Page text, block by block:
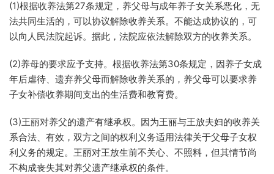
(1)根据收养法第27条规定，养父母与成年养子女关系恶化，无
法共同生活的，可以协议解除收养关系。不能达成协议的，可
以向人民法院起诉。据此，法院应依法解除双方的收养关系。
(2)养母的要求应予支持。根据收养法第30条规定，因养子女成
年后虐待、遗弃养父母而解除收养关系的，养父母可以要求养
子女补偿收养期间支出的生活费和教育费。
(3)王丽对养父的遗产有继承权。因为王丽与王放夫妇的收养关
系合法、有效，双方之间的权利义务适用法律关于父母子女权
利义务的规定。王丽对王放生前不关心、不照料，但其情节尚
不构成丧失其对养父遗产继承权的条件。